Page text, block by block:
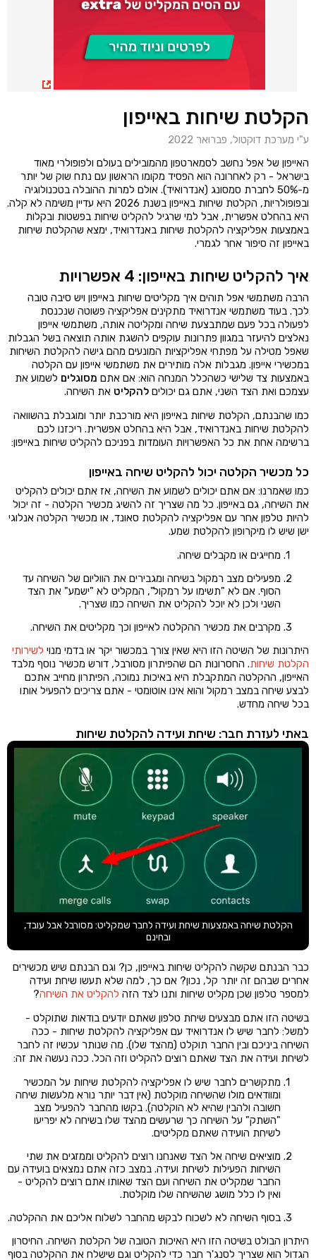
הקלטת שיחות באייפון
ע"י מערכת דוקטול, פברואר 2022
האייפון של אפל נחשב לסמארטפון מהמובילים בעולם ולפופולרי מאוד
בישראל - רק לאחרונה הוא הפסיד מקומו הראשון עם נתח שוק של יותר
מ-50% לחברת סמסונג (אנדרואיד). אולם למרות ההובלה בטכנולוגיה
ובפופולריות, הקלטת שיחות באייפון בשנת 2026 היא עדיין משימה לא קלה.
היא בהחלט אפשרית, אבל למי שרגיל להקליט שיחות בפשטות ובקלות
באמצעות אפליקציה להקלטת שיחות באנדרואיד, ימצא שהקלטת שיחות
באייפון זה סיפור אחר לגמרי.
איך להקליט שיחות באייפון: 4 אפשרויות
הרבה משתמשי אפל תוהים איך מקליטים שיחות באייפון ויש סיבה טובה
לכך. בעוד משתמשי אנדרואיד מתקינים אפליקציה פשוטה שנכנסת
לפעולה בכל פעם שמתבצעת שיחה ומקליטה אותה, משתמשי אייפון
נאלצים להיעזר במגוון פתרונות עוקפים להשגת אותה תוצאה בשל הגבלות
שאפל מטילה על מפתחי אפליקציות המונעים מהם גישה להקלטת השיחות
במכשירי אייפון. מגבלות אלה מותירים את משתמשי אייפון עם הקלטה
באמצעות צד שלישי כשהכלל המנחה הוא: אם אתם מסוגלים לשמוע את
עצמכם ואת הצד השני, אתם גם יכולים להקליט את השיחה.
כמו שהבנתם, הקלטת שיחות באייפון היא מורכבת יותר ומוגבלת בהשוואה
להקלטת שיחות באנדרואיד, אבל היא בהחלט אפשרית. ריכזנו לכם
ברשימה אחת את כל האפשרויות העומדות בפניכם להקליט שיחות באייפון:
כל מכשיר הקלטה יכול להקליט שיחה באייפון
כמו שאמרנו: אם אתם יכולים לשמוע את השיחה, אז אתם יכולים להקליט
את השיחה, גם באייפון. כל מה שצריך זה להשיג מכשיר הקלטה - זה יכול
להיות טלפון אחר עם אפליקציה להקלטת סאונד, או מכשיר הקלטה אנלוגי
ישן שיש לו מיקרופון להקלטת שמע.
מחייגים או מקבלים שיחה.
מפעילים מצב רמקול בשיחה ומגבירים את הווליום של השיחה עד
הסוף. אם לא "תשימו על רמקול", המקליט לא "ישמע" את הצד
השני ולכן לא יוכל להקליט את השיחה כמו שצריך.
מקרבים את מכשיר ההקלטה לאייפון וכך מקליטים את השיחה.
היתרונות של השיטה הזו היא שאין צורך במכשור יקר או בדמי מנוי לשירותי
הקלטת שיחות. החסרונות הם שהפיתרון מסורבל, דורש מכשיר נוסף מלבד
האייפון, ההקלטה המתקבלת היא באיכות נמוכה, הפיתרון מחייב אתכם
לבצע שיחה במצב רמקול והוא אינו אוטומטי - אתם צריכים להפעיל אותו
בכל שיחה מחדש.
באתי לעזרת חבר: שיחת ועידה להקלטת שיחות
הקלטת שיחה באמצעות שיחת ועידה לחבר שמקליט: מסורבל אבל עובד,
ובחינם
כבר הבנתם שקשה להקליט שיחות באייפון, כן? וגם הבנתם שיש מכשירים
אחרים שבהם זה יותר קל, נכון? אם כך, למה שלא תעשו שיחת ועידה
למספר טלפון שכן מקליט שיחות ותנו לצד הזה להקליט את השיחה?
בשיטה הזו אתם מבצעים שיחת טלפון שאתם יודעים בודאות שתוקלט -
למשל: לחבר שיש לו אנדרואיד עם אפליקציה להקלטת שיחות - ככה
השיחה ביניכם ובין החבר תוקלט (מהצד שלו). מה שנותר עכשיו זה לחבר
לשיחת ועידה את הצד שאתם רוצים להקליט וזה הכל. ככה נעשה את זה:
מתקשרים לחבר שיש לו אפליקציה להקלטת שיחות על המכשיר
ומוודאים מולו שהשיחה מוקלטת (אין דבר יותר נורא מלעשות שיחה
חשובה ולהבין שהיא לא הוקלטה). בקשו מהחבר להפעיל מצב
"השתק" על השיחה כך שרעשים מהצד שלו בשיחה לא יפריעו
לשיחת הועידה שאתם מקליטים.
מוציאים שיחה אל הצד שאנחנו רוצים להקליט וממזגים את שתי
השיחות הפעילות לשיחת ועידה. במצב כזה אתם נמצאים בועידה עם
החבר שמקליט את השיחה ועם הצד שאותו אתם רוצים להקליט -
ואין לו כלל מושג שהשיחה שלו מוקלטת.
בסוף השיחה לא לשכוח לבקש מהחבר לשלוח אליכם את ההקלטה.
היתרון הבולט בשיטה הזו היא האיכות הטובה של הקלטת השיחה. החיסרון
הגדול הוא שצריך לסנג'ר חבר כדי להקליט וגם שישלח את ההקלטה בסוף